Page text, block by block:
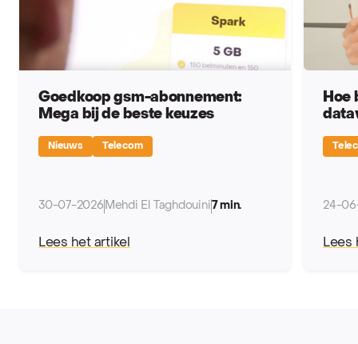
Goedkoop gsm-abonnement:
Mega bij de beste keuzes
Nieuws Telecom
30-07-2026 Mehdi El Taghdouini 7 min.
Lees het artikel
Hoe
24-
Lees